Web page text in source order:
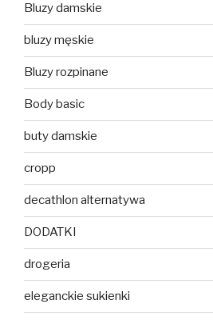
Bluzy damskie
bluzy męskie
Bluzy rozpinane
Body basic
buty damskie
cropp
decathlon alternatywa
DODATKI
drogeria
eleganckie sukienki